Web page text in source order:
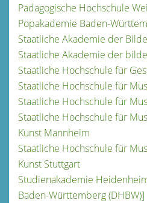
Pädagogische Hochschule
Popakademie Baden-
Staatliche Akademie der
Staatliche Akademie der
Staatliche Hochschule für
Staatliche Hochschule für
Staatliche Hochschule für
Staatliche Hochschule für
Kunst Mannheim
Staatliche Hochschule für
Kunst Stuttgart
Studienakademie
Baden-Württemberg (DHBW)]